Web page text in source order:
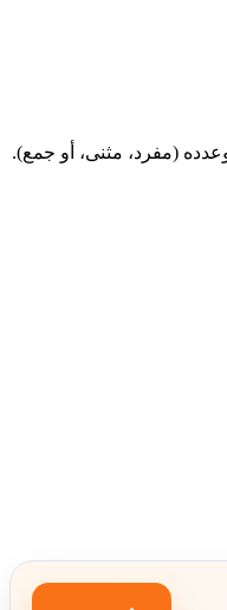
(مفرد، مثنى، أو جمع).